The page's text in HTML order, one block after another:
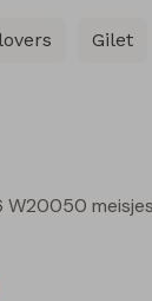
Gilet